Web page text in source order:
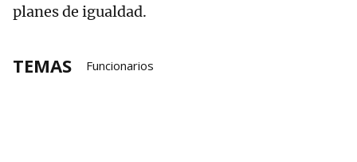
planes de igualdad.
TEMAS Funcionarios